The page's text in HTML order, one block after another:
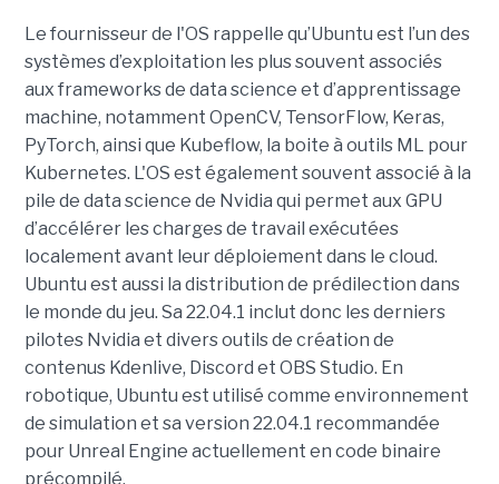
Le fournisseur de l'OS rappelle qu’Ubuntu est l’un des
systèmes d’exploitation les plus souvent associés
aux frameworks de data science et d’apprentissage
machine, notamment OpenCV, TensorFlow, Keras,
PyTorch, ainsi que Kubeflow, la boite à outils ML pour
Kubernetes. L'OS est également souvent associé à la
pile de data science de Nvidia qui permet aux GPU
d’accélérer les charges de travail exécutées
localement avant leur déploiement dans le cloud.
Ubuntu est aussi la distribution de prédilection dans
le monde du jeu. Sa 22.04.1 inclut donc les derniers
pilotes Nvidia et divers outils de création de
contenus Kdenlive, Discord et OBS Studio. En
robotique, Ubuntu est utilisé comme environnement
de simulation et sa version 22.04.1 recommandée
pour Unreal Engine actuellement en code binaire
précompilé.